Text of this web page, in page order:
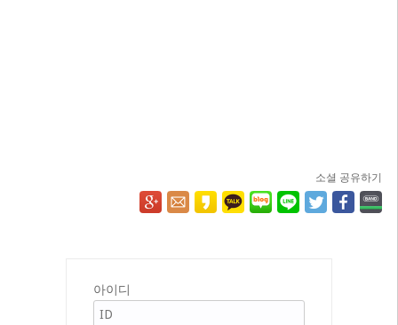
소셜 공유하기
아이디